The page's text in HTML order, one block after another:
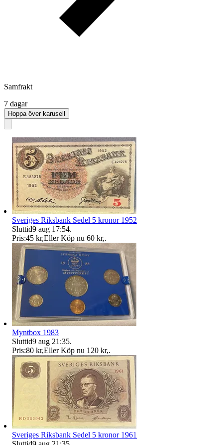
Samfrakt
7 dagar
Hoppa över karusell
Sveriges Riksbank Sedel 5 kronor 1952
Sluttid9 aug 17:54.
Pris:45 kr,Eller Köp nu 60 kr,.
Myntbox 1983
Sluttid9 aug 21:35.
Pris:80 kr,Eller Köp nu 120 kr,.
Sveriges Riksbank Sedel 5 kronor 1961